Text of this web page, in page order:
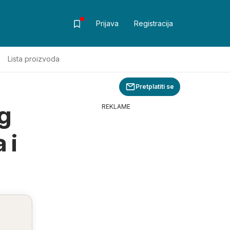
Prijava Registracija
Lista proizvoda
Pretplatiti se
i
REKLAME